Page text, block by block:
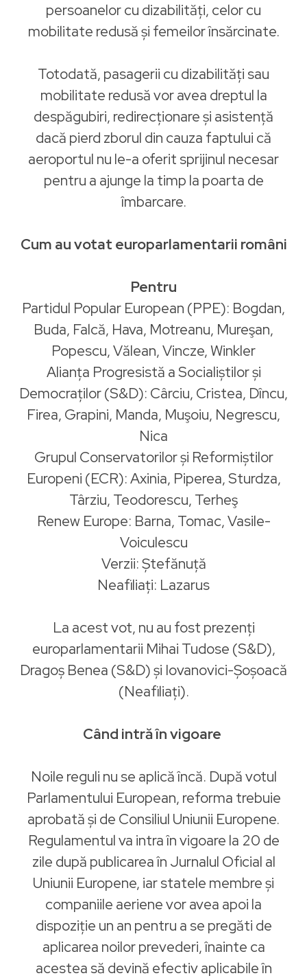
persoanelor cu dizabilități, celor cu
mobilitate redusă și femeilor însărcinate.
Totodată, pasagerii cu dizabilități sau
mobilitate redusă vor avea dreptul la
despăgubiri, redirecționare și asistență
dacă pierd zborul din cauza faptului că
aeroportul nu le-a oferit sprijinul necesar
pentru a ajunge la timp la poarta de
îmbarcare.
Cum au votat europarlamentarii români
Pentru
Partidul Popular European (PPE): Bogdan,
Buda, Falcă, Hava, Motreanu, Mureşan,
Popescu, Vălean, Vincze, Winkler
Alianța Progresistă a Socialiștilor și
Democraților (S&D): Cârciu, Cristea, Dîncu,
Firea, Grapini, Manda, Muşoiu, Negrescu,
Nica
Grupul Conservatorilor și Reformiștilor
Europeni (ECR): Axinia, Piperea, Sturdza,
Târziu, Teodorescu, Terheş
Renew Europe: Barna, Tomac, Vasile-
Voiculescu
Verzii: Ștefănuță
Neafiliați: Lazarus
La acest vot, nu au fost prezenți
europarlamentarii Mihai Tudose (S&D),
Dragoș Benea (S&D) și Iovanovici-Șoșoacă
(Neafiliați).
Când intră în vigoare
Noile reguli nu se aplică încă. După votul
Parlamentului European, reforma trebuie
aprobată și de Consiliul Uniunii Europene.
Regulamentul va intra în vigoare la 20 de
zile după publicarea în Jurnalul Oficial al
Uniunii Europene, iar statele membre și
companiile aeriene vor avea apoi la
dispoziție un an pentru a se pregăti de
aplicarea noilor prevederi, înainte ca
acestea să devină efectiv aplicabile în